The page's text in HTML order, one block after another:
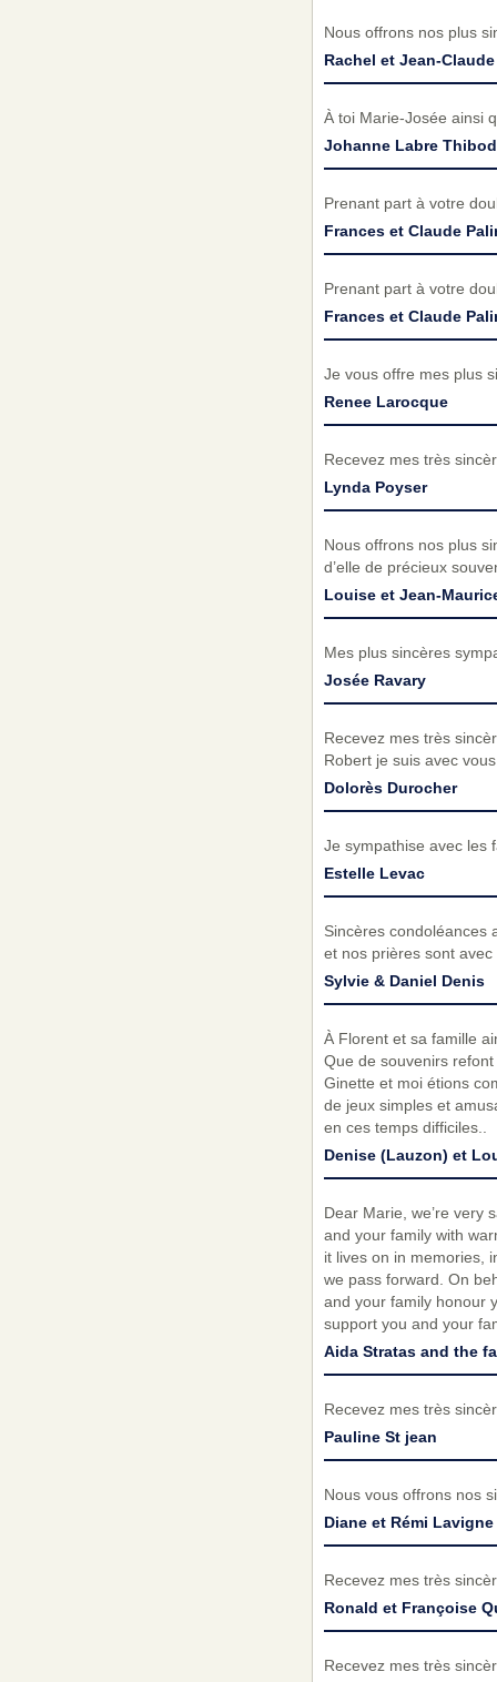
Nous offrons nos plus
Rachel et Jean-Claude
À toi Marie-Josée ainsi
Johanne Labre
Prenant part à votre
Frances et Claude
Prenant part à votre
Frances et Claude
Je vous offre mes plus
Renee Larocque
Recevez mes très
Lynda Poyser
Nous offrons nos plus
d’elle de précieux
Louise et Jean-
Mes plus sincères
Josée Ravary
Recevez mes très
Robert je suis avec
Dolorès Durocher
Je sympathise avec les
Estelle Levac
Sincères condoléances
et nos prières sont
Sylvie & Daniel Denis
À Florent et sa famille
Que de souvenirs
Ginette et moi étions
de jeux simples et
en ces temps difficiles..
Denise (Lauzon) et
Dear Marie, we’re very
and your family with
it lives on in memories,
we pass forward. On
and your family honour
support you and your
Aida Stratas and the
Recevez mes très
Pauline St jean
Nous vous offrons nos
Diane et Rémi Lavigne
Recevez mes très
Ronald et Françoise
Recevez mes très